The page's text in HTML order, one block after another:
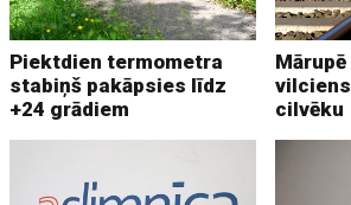
Piektdien termometra
stabiņš pakāpsies līdz
+24 grādiem
cilvēku